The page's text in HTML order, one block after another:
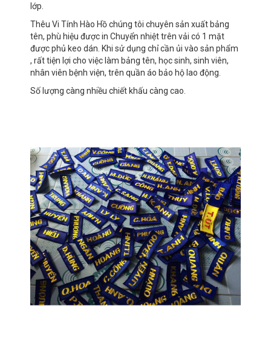
lớp.
Thêu Vi Tính Hào Hồ chúng tôi chuyên sản xuất bảng
tên, phù hiệu được in Chuyển nhiệt trên vải có 1 mặt
được phủ keo dán. Khi sử dụng chỉ cần ủi vào sản phẩm
, rất tiện lợi cho việc làm bảng tên, học sinh, sinh viên,
nhân viên bệnh viện, trên quần áo bảo hộ lao động.
Số lượng càng nhiều chiết khấu càng cao.